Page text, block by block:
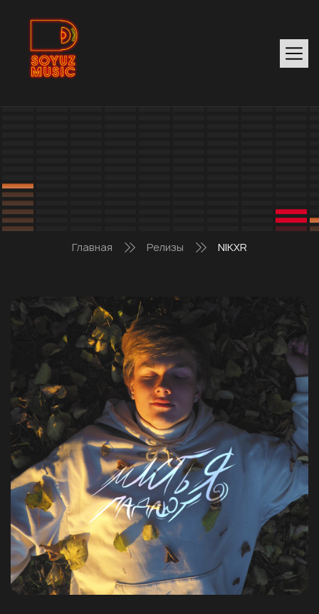
Главная Релизы NIKXR